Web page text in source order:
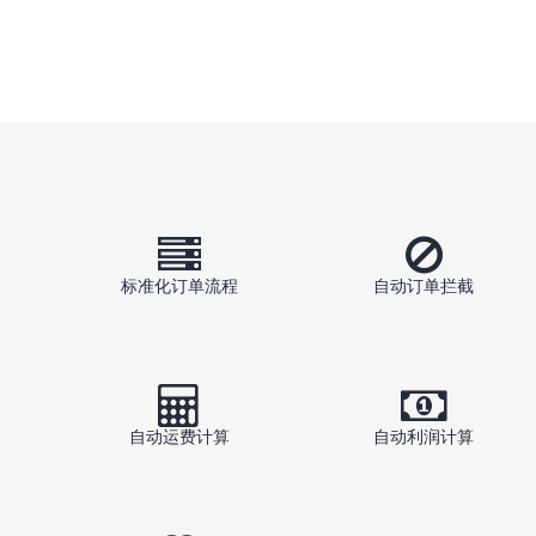
标准化订单流程 自动订单拦截
自动运费计算 自动利润计算